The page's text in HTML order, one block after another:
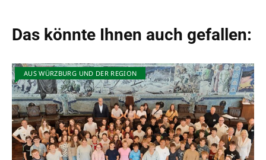
Das könnte Ihnen auch gefallen:
AUS WÜRZBURG UND DER REGION